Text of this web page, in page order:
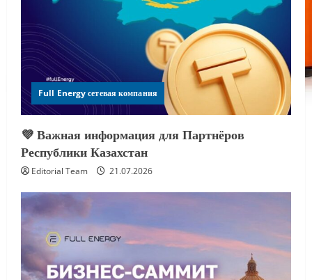
Full Energy сетевая компания
💜 Важная информация для Партнёров
Республики Казахстан
Editorial Team 21.07.2026